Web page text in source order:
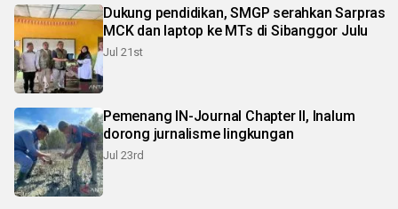
Dukung pendidikan, SMGP serahkan Sarpras
MCK dan laptop ke MTs di Sibanggor Julu
Jul 21st
Pemenang IN-Journal Chapter II, Inalum
dorong jurnalisme lingkungan
Jul 23rd